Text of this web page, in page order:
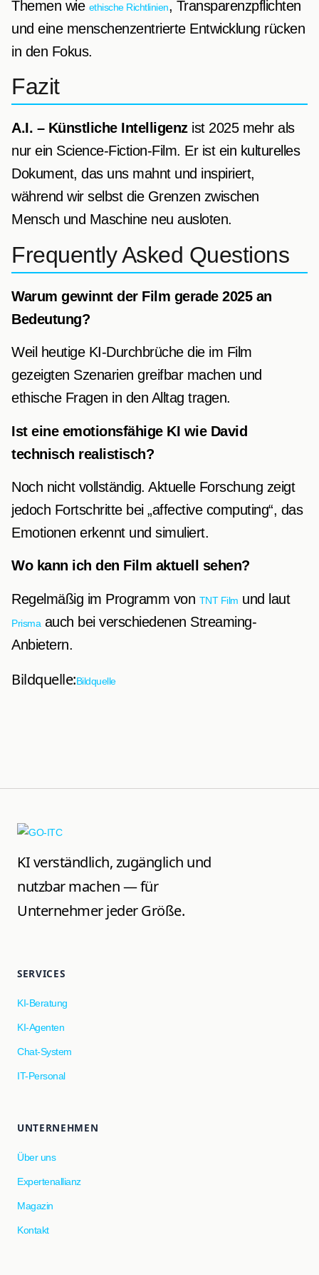
Themen wie ethische Richtlinien, Transparenzpflichten
und eine menschenzentrierte Entwicklung rücken
in den Fokus.
Fazit
A.I. – Künstliche Intelligenzist 2025 mehr als
nur ein Science-Fiction-Film. Er ist ein kulturelles
Dokument, das uns mahnt und inspiriert,
während wir selbst die Grenzen zwischen
Mensch und Maschine neu ausloten.
Frequently Asked Questions
Warum gewinnt der Film gerade 2025 an
Bedeutung?
Weil heutige KI-Durchbrüche die im Film
gezeigten Szenarien greifbar machen und
ethische Fragen in den Alltag tragen.
Ist eine emotionsfähige KI wie David
technisch realistisch?
Noch nicht vollständig. Aktuelle Forschung zeigt
jedoch Fortschritte bei „affective computing“, das
Emotionen erkennt und simuliert.
Wo kann ich den Film aktuell sehen?
Regelmäßig im Programm von TNT Film und laut
Prisma auch bei verschiedenen Streaming-
Anbietern.
Bildquelle:Bildquelle
KI verständlich, zugänglich und
nutzbar machen — für
Unternehmer jeder Größe.
SERVICES
KI-Beratung
KI-Agenten
Chat-System
IT-Personal
UNTERNEHMEN
Über uns
Expertenallianz
Magazin
Kontakt